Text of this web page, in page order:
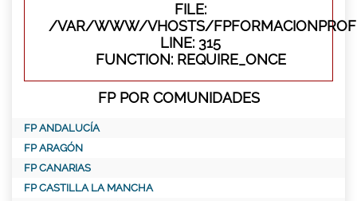
FILE:
/VAR/WWW/VHOSTS/
LINE: 315
FUNCTION: REQUIRE_ONCE
FP POR COMUNIDADES
FP ANDALUCÍA
FP ARAGÓN
FP CANARIAS
FP CASTILLA LA MANCHA